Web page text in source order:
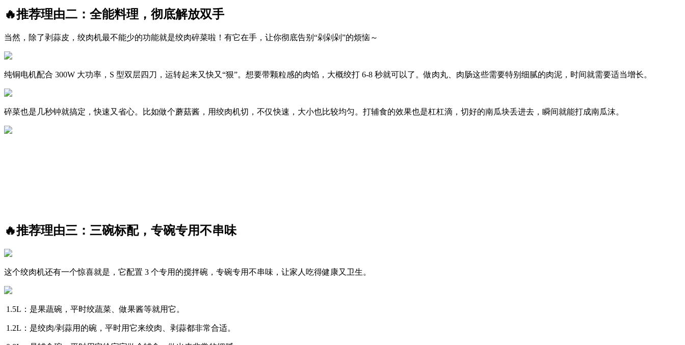
🔥推荐理由二：全能料理，彻底解放双手
当然，除了剥蒜皮，绞肉机最不能少的功能就是绞肉碎菜啦！有它在手，让你彻底告别“剁剁剁”的烦恼～
纯铜电机配合 300W 大功率，S 型双层四刀，运转起来又快又“狠”。想要带颗粒感的肉馅，大概绞打 6-8 秒就可以了。做肉丸、肉肠这些需要特别细腻的肉泥，时间就需要适当增长。
碎菜也是几秒钟就搞定，快速又省心。比如做个蘑菇酱，用绞肉机切，不仅快速，大小也比较均匀。打辅食的效果也是杠杠滴，切好的南瓜块丢进去，瞬间就能打成南瓜沫。
🔥推荐理由三：三碗标配，专碗专用不串味
这个绞肉机还有一个惊喜就是，它配置 3 个专用的搅拌碗，专碗专用不串味，让家人吃得健康又卫生。
1.5L：是果蔬碗，平时绞蔬菜、做果酱等就用它。
1.2L：是绞肉/剥蒜用的碗，平时用它来绞肉、剥蒜都非常合适。